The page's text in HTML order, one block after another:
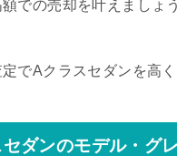
での売却を叶えましょう
でAクラスセダンを高
ダンのモデル・グ